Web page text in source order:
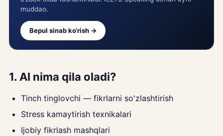
muddao.
Bepul sinab ko‘rish →
1. AI nima qila oladi?
Tinch tinglovchi — fikrlarni so'zlashtirish
Stress kamaytirish texnikalari
Ijobiy fikrlash mashqlari